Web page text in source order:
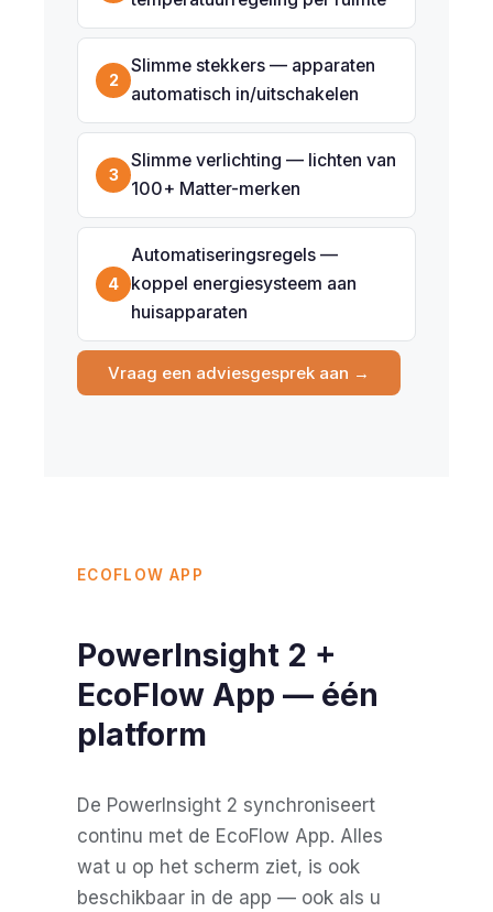
2
Slimme stekkers — apparaten
automatisch in/uitschakelen
3
Slimme verlichting — lichten van
100+ Matter-merken
4
Automatiseringsregels —
koppel energiesysteem aan
huisapparaten
Vraag een adviesgesprek aan →
ECOFLOW APP
PowerInsight 2 +
EcoFlow App — één
platform
De PowerInsight 2 synchroniseert
continu met de EcoFlow App. Alles
wat u op het scherm ziet, is ook
beschikbaar in de app — ook als u